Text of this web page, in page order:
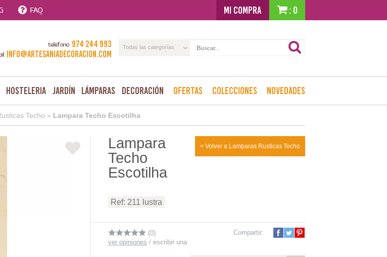
FAQ MI COMPRA : 0
teléfono 974 244 993
info@artesaniadecoracion.com
Todas las categorías
Hosteleria Jardín Lámparas Decoración Ofertas Colecciones Novedades
Techo » Lampara Techo Escotilha
< Volver a Lamparas Rusticas Techo
Lampara
Techo
Escotilha
Ref: 211 lustra
(0)
ver opiniones / escribir una
Compartir: